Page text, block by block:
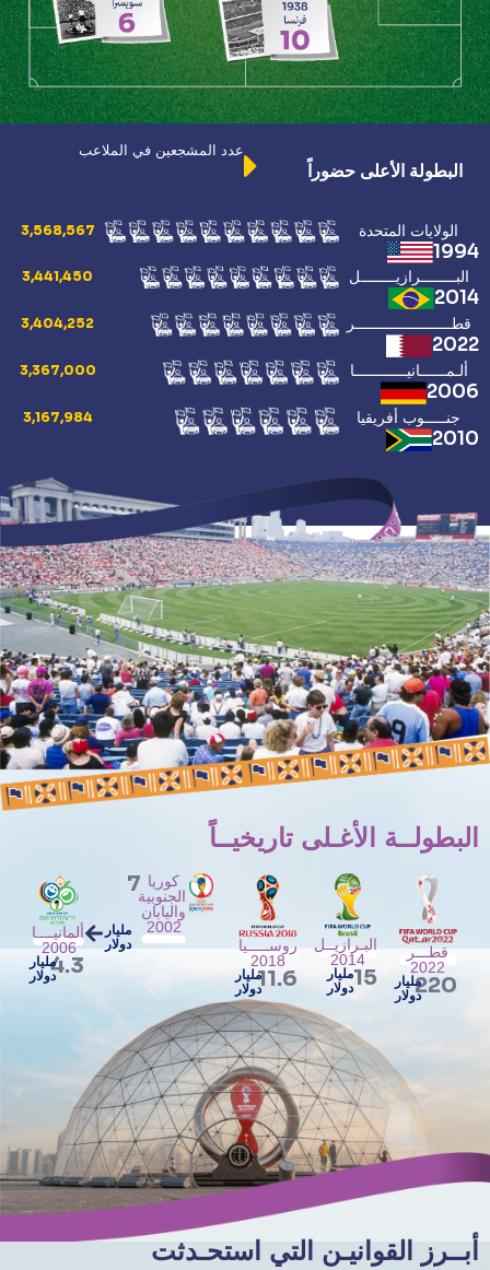
البطولة الأعلى حضوراً
عدد المشجعين في الملاعب
الولايات المتحدة
1994
3,568,567
البــــــــرازيــــــــل
2014
3,441,450
قطــــــــــــــــــــــر
2022
3,404,252
ألـمــــــانيــــــــــــا
2006
3,367,000
جنـــــوب أفريقيا
2010
3,167,984
البطولــة الأغـلى تاريخيــاً
قطـــر
2022
220مليار
دولار
البـرازيــل
2014
15مليار
دولار
روســـــيا
2018
11.6مليار
دولار
كوريا
الجنوبية
واليابان
2002
7
مليار
دولار
ألمانيــــا
2006
4.3مليار
دولار
أبــرز القوانيـن التي استحـدثت